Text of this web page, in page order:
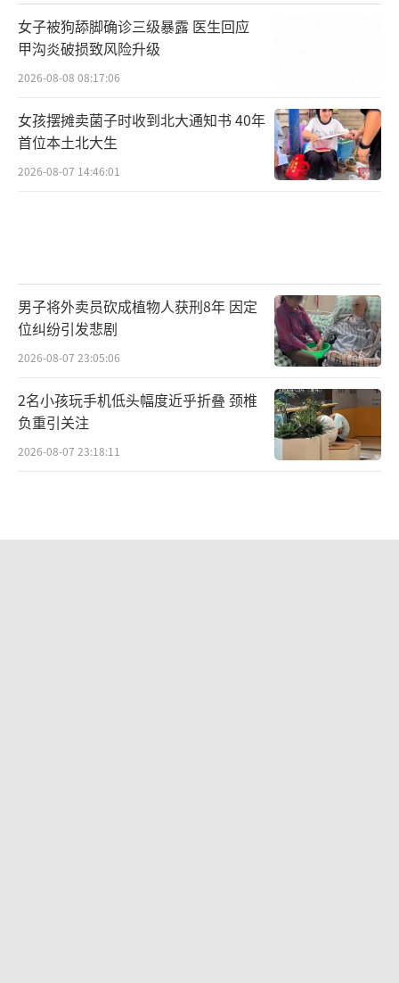
女子被狗舔脚确诊三级暴露 医生回应
甲沟炎破损致风险升级
2026-08-08 08:17:06
女孩摆摊卖菌子时收到北大通知书 40年
首位本土北大生
2026-08-07 14:46:01
男子将外卖员砍成植物人获刑8年 因定
位纠纷引发悲剧
2026-08-07 23:05:06
2名小孩玩手机低头幅度近乎折叠 颈椎
负重引关注
2026-08-07 23:18:11